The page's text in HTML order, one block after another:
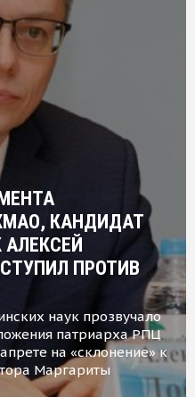
КАНДИДАТ
ПРОТИВ
наук прозвучало
патриарха РПЦ
на «склонение» к
Маргариты